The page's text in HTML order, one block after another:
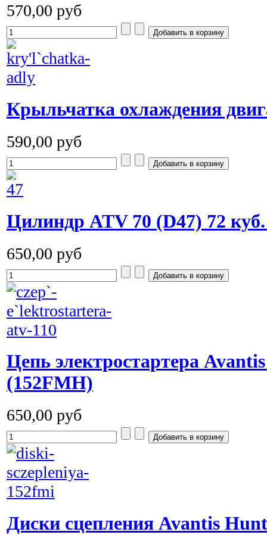
570,00 руб
Крыльчатка охлаждения
590,00 руб
Цилиндр ATV 70 (D47) 72
650,00 руб
Цепь электростартера
(152FMH)
650,00 руб
Диски сцепления Avantis